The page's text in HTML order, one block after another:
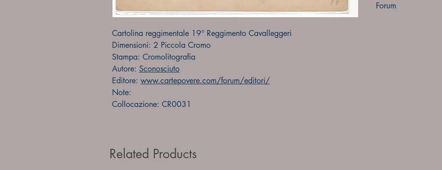
Cartolina reggimentale 19° Reggimento Cavalleggeri
Dimensioni: 2 Piccola Cromo
Stampa: Cromolitografia
Autore: Sconosciuto
Editore: www.cartepovere.com/forum/editori/
Note:
Collocazione: CR0031
Forum
Related Products